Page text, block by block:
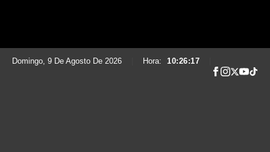
Domingo, 9 De Agosto De 2026 Hora: 10:26:18